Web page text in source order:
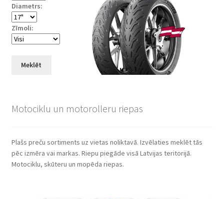
Diametrs:
Zīmoli:
Meklēt
Motociklu un motorolleru riepas
Plašs preču sortiments uz vietas noliktavā. Izvēlaties meklēt tās
pēc izmēra vai markas. Riepu piegāde visā Latvijas teritorijā.
Motociklu, skūteru un mopēda riepas.